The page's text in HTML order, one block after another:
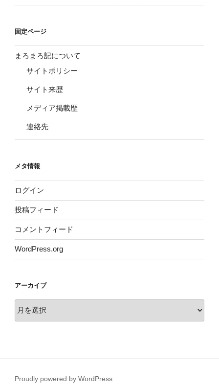
固定ページ
まろまろ記について
サイトポリシー
サイト来歴
メディア掲載歴
連絡先
メタ情報
ログイン
投稿フィード
コメントフィード
WordPress.org
アーカイブ
ー
Proudly powered by WordPress